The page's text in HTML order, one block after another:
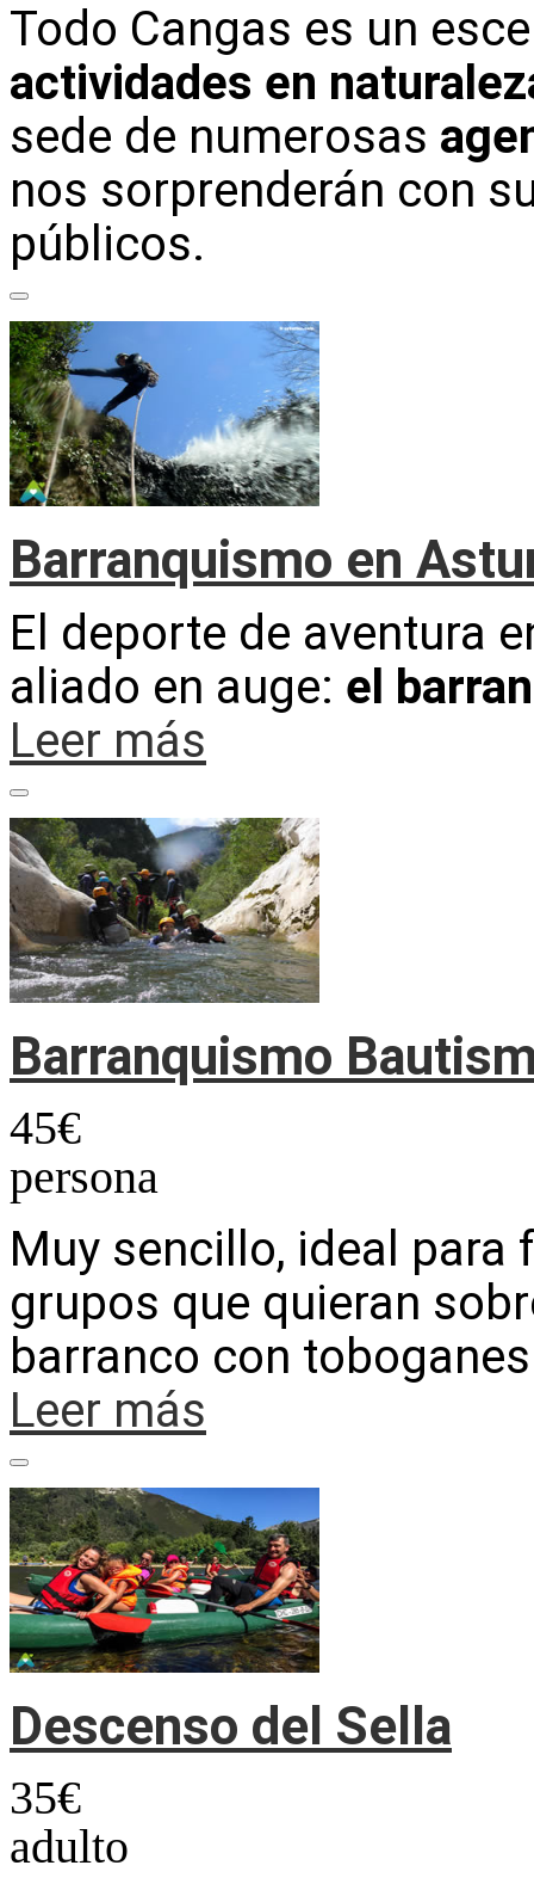
Todo Cangas es un
actividades en
sede de numerosas
nos sorprenderán con
públicos.
Barranquismo en
El deporte de aventura
aliado en auge: el
Leer más
Barranquismo
45€
persona
Muy sencillo, ideal
grupos que quieran
barranco con
Leer más
Descenso del Sella
35€
adulto